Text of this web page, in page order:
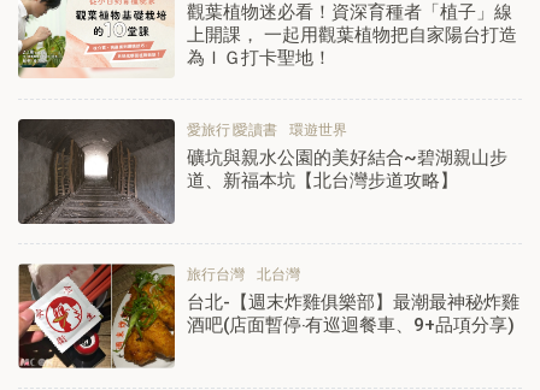
觀葉植物迷必看！資深育種者「植子」線
上開課， 一起用觀葉植物把自家陽台打造
為ＩＧ打卡聖地！
愛旅行∣愛讀書 環遊世界
礦坑與親水公園的美好結合~碧湖親山步
道、新福本坑【北台灣步道攻略】
旅行台灣 北台灣
台北-【週末炸雞俱樂部】最潮最神秘炸雞
酒吧(店面暫停‧有巡迴餐車、9+品項分享)